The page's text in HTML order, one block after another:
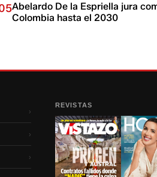
Abelardo De la Espriella jura
Colombia hasta el 2030
›
›
›
REVISTAS